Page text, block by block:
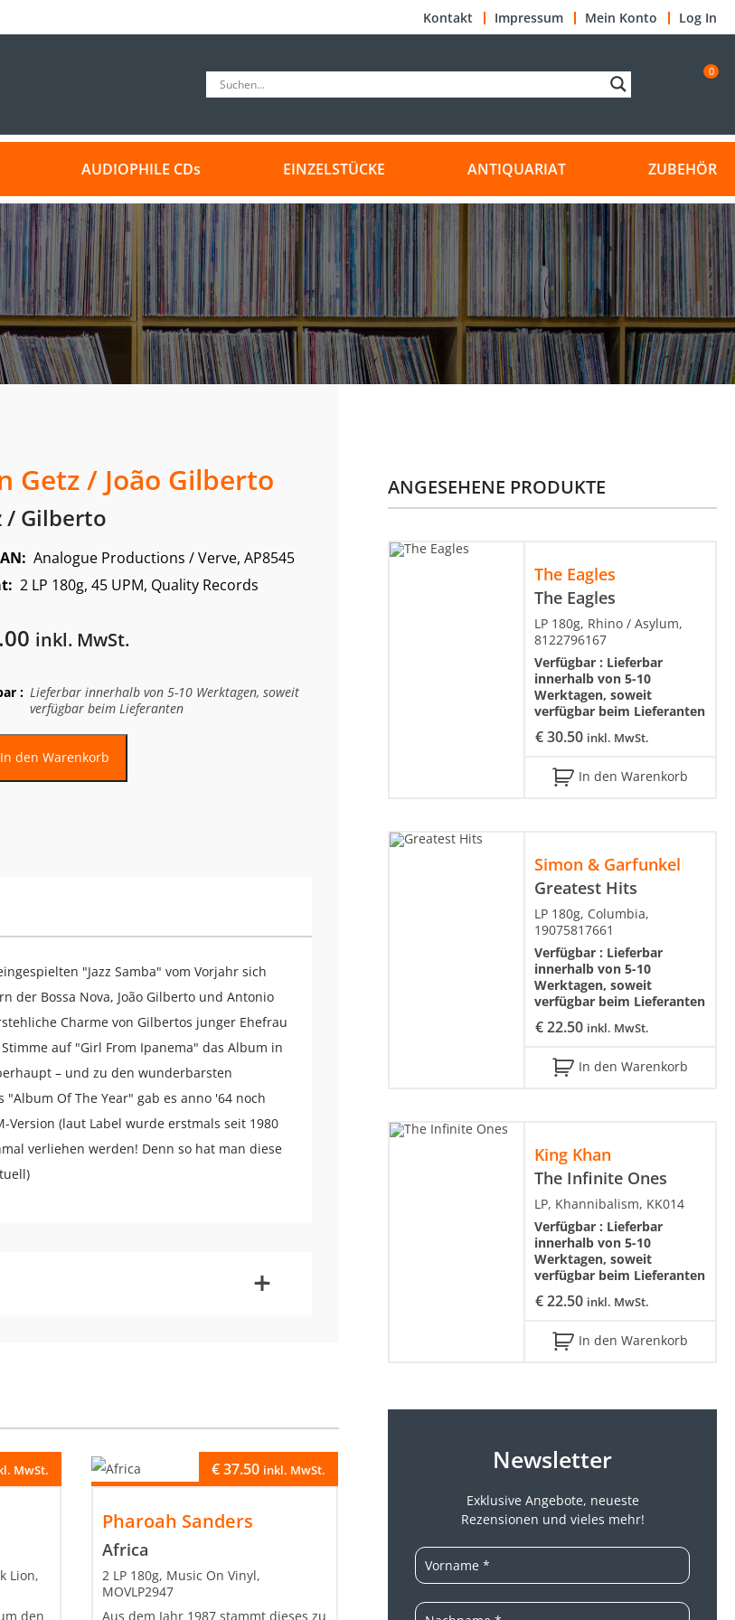
Kontakt Impressum Mein Konto Log In
0
AUDIOPHILE CDs EINZELSTÜCKE ANTIQUARIAT ZUBEHÖR
Getz / João Gilberto
/ Gilberto
Analogue Productions / Verve, AP8545
2 LP 180g, 45 UPM, Quality Records
inkl. MwSt.
: Lieferbar innerhalb von 5-10 Werktagen, soweit
verfügbar beim Lieferanten
In den Warenkorb
"Jazz Samba" vom Vorjahr sich
der Bossa Nova, João Gilberto und Antonio
Charme von Gilbertos junger Ehefrau
auf "Girl From Ipanema" das Album in
– und zu den wunderbarsten
Of The Year" gab es anno '64 noch
Version (laut Label wurde erstmals seit 1980
verliehen werden! Denn so hat man diese
+
-
MwSt.
Lion,
den
Pharoah Sanders
Africa
€37.50 inkl. MwSt.
2 LP 180g, Music On Vinyl,
MOVLP2947
Aus dem Jahr 1987 stammt dieses zu
ANGESEHENE PRODUKTE
The Eagles
The Eagles
€30.50 inkl. MwSt.
LP 180g, Rhino / Asylum,
8122796167
Verfügbar : Lieferbar
innerhalb von 5-10
Werktagen, soweit
verfügbar beim Lieferanten
In den Warenkorb
Simon & Garfunkel
Greatest Hits
€22.50 inkl. MwSt.
LP 180g, Columbia,
19075817661
Verfügbar : Lieferbar
innerhalb von 5-10
Werktagen, soweit
verfügbar beim Lieferanten
In den Warenkorb
King Khan
The Infinite Ones
€22.50 inkl. MwSt.
LP, Khannibalism, KK014
Verfügbar : Lieferbar
innerhalb von 5-10
Werktagen, soweit
verfügbar beim Lieferanten
In den Warenkorb
Newsletter
Exklusive Angebote, neueste
Rezensionen und vieles mehr!